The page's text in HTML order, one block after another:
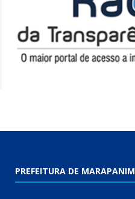
PREFEITURA DE MARAPANIM